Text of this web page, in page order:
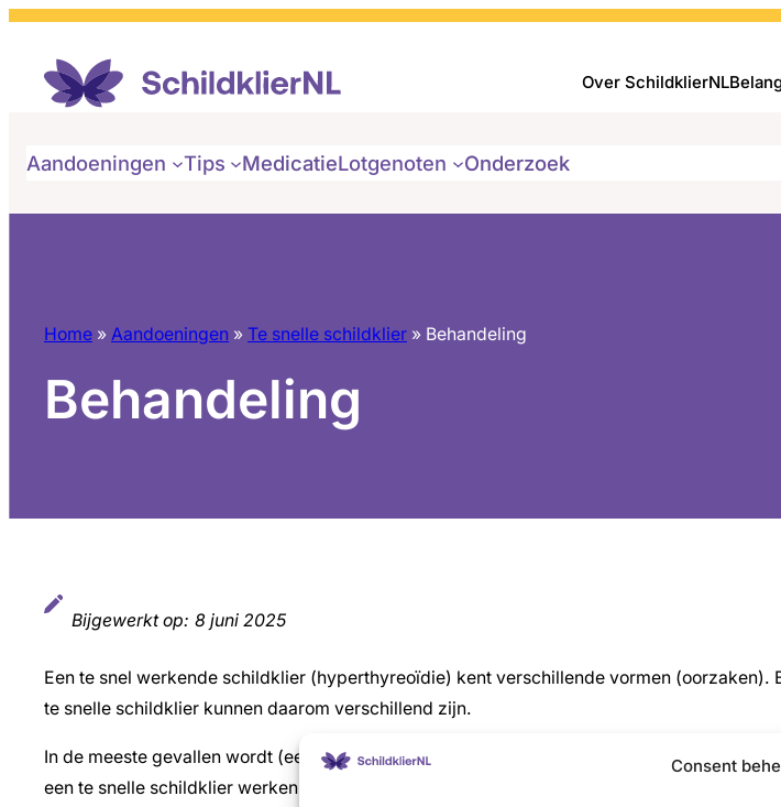
Consent
Over SchildklierNL
Aandoeningen Tips MedicatieLotgenoten Onderzoek
Home » Aandoeningen » Te snelle schildklier » Behandeling
Behandeling
Bijgewerkt op: 8 juni 2025
Een te snel werkende schildklier (hyperthyreoïdie) kent verschillende vormen (oorzaken).
te snelle schildklier kunnen daarom verschillend zijn.
In de meeste gevallen wordt (eerst) voor een behandeling met medicijnen gekozen. Bij een
een te snelle schildklier werken medicijnen zeker niet. Dan kiest men meteen voor een